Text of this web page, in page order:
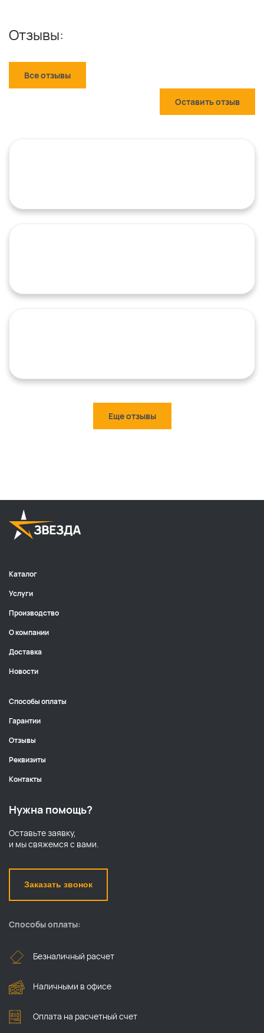
Отзывы:
Все отзывы
Оставить отзыв
Еще отзывы
Нужна помощь?
Оставьте заявку,
и мы свяжемся с вами.
Заказать звонок
Каталог
Услуги
Производство
О компании
Доставка
Новости
Способы оплаты
Гарантии
Отзывы
Реквизиты
Контакты
Способы оплаты:
Безналичный расчет
Наличными в офисе
Оплата на расчетный счет